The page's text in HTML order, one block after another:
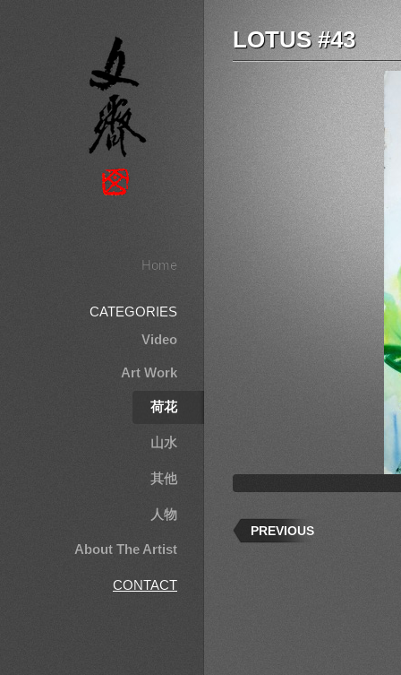
Home
CATEGORIES
Video
Art Work
荷花
山水
其他
人物
About The Artist
CONTACT
LOTUS #43
PREVIOUS